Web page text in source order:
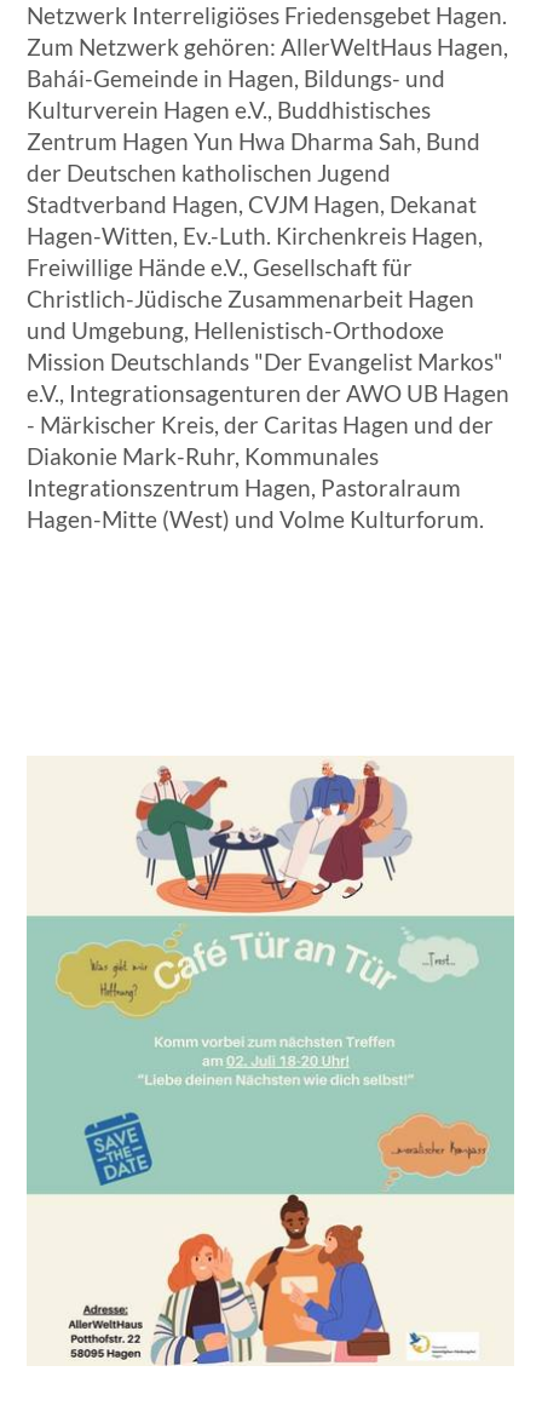
Netzwerk Interreligiöses Friedensgebet Hagen.
Zum Netzwerk gehören: AllerWeltHaus Hagen,
Bahái-Gemeinde in Hagen, Bildungs- und
Kulturverein Hagen e.V., Buddhistisches
Zentrum Hagen Yun Hwa Dharma Sah, Bund
der Deutschen katholischen Jugend
Stadtverband Hagen, CVJM Hagen, Dekanat
Hagen-Witten, Ev.-Luth. Kirchenkreis Hagen,
Freiwillige Hände e.V., Gesellschaft für
Christlich-Jüdische Zusammenarbeit Hagen
und Umgebung, Hellenistisch-Orthodoxe
Mission Deutschlands "Der Evangelist Markos"
e.V., Integrationsagenturen der AWO UB Hagen
- Märkischer Kreis, der Caritas Hagen und der
Diakonie Mark-Ruhr, Kommunales
Integrationszentrum Hagen, Pastoralraum
Hagen-Mitte (West) und Volme Kulturforum.